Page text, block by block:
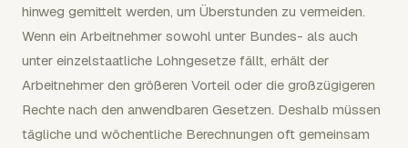
hinweg gemittelt werden, um Überstunden zu vermeiden.
Wenn ein Arbeitnehmer sowohl unter Bundes- als auch
unter einzelstaatliche Lohngesetze fällt, erhält der
Arbeitnehmer den größeren Vorteil oder die großzügigeren
Rechte nach den anwendbaren Gesetzen. Deshalb müssen
tägliche und wöchentliche Berechnungen oft gemeinsam